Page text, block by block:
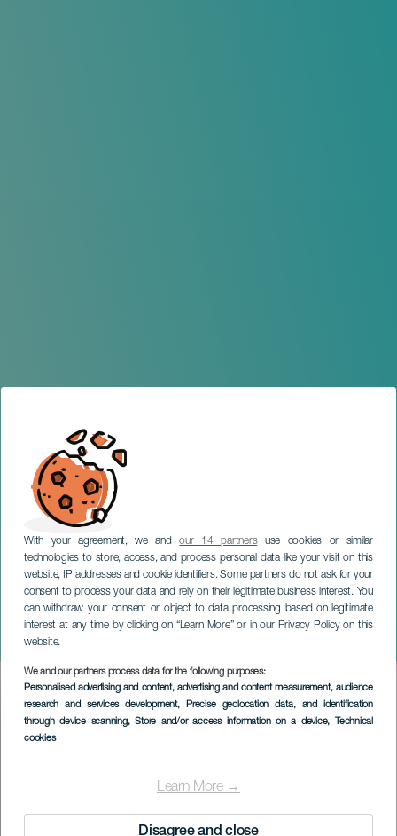
With your agreement, we andour 14 partnersuse cookies or similar
technologies to store, access, and process personal data like your visit on this
website, IP addresses and cookie identifiers. Some partners do not ask for your
consent to process your data and rely on their legitimate business interest. You
can withdraw your consent or object to data processing based on legitimate
interest at any time by clicking on “Learn More” or in our Privacy Policy on this
website.
We and our partners process data for the following purposes:
Personalised advertising and content, advertising and content measurement, audience
research and services development, Precise geolocation data, and identification
through device scanning, Store and/or access information on a device, Technical
cookies
Learn More →
Disagree and close
Traditionel klatretræf
GRAN CANARIA
Imagen
Listado